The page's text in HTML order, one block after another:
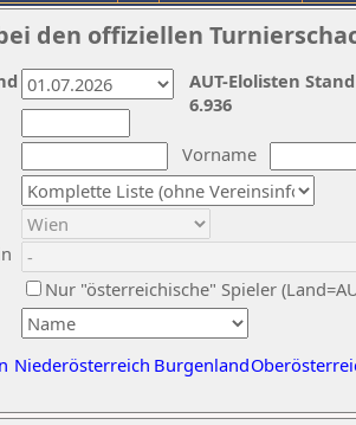
den offiziellen
Vorname
Nur "österreichische" Spieler
Niederösterreich Burgenland
AUT-Elolisten
6.936